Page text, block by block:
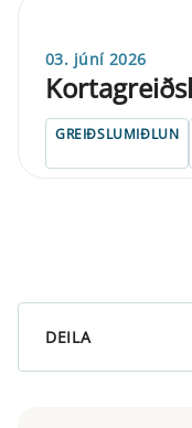
03. júní 2026
GREIÐSLUMIÐLUN
DEILA